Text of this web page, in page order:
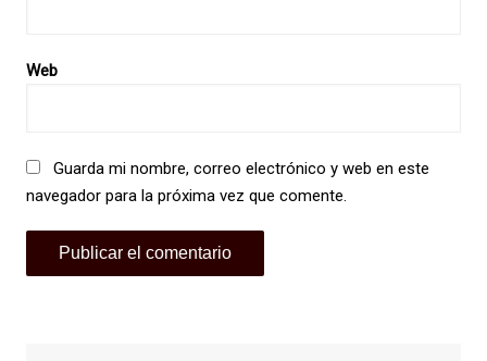
Web
Guarda mi nombre, correo electrónico y web en este
navegador para la próxima vez que comente.